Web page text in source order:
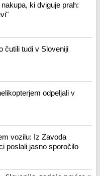
ki dviguje prah:
čutili tudi v Sloveniji
odpeljali v
vozilu: Iz Zavoda
poslali jasno sporočilo